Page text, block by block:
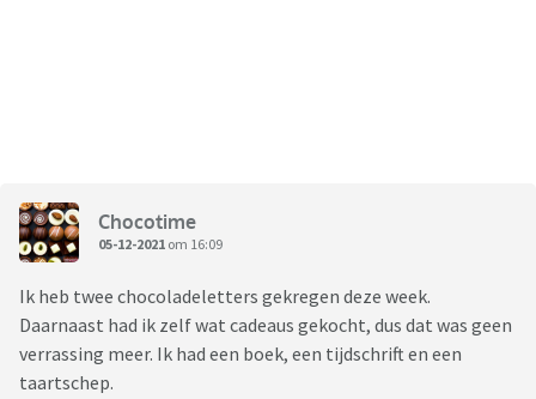
Chocotime
05-12-2021 om 16:09
Ik heb twee chocoladeletters gekregen deze week.
Daarnaast had ik zelf wat cadeaus gekocht, dus dat was geen
verrassing meer. Ik had een boek, een tijdschrift en een
taartschep.